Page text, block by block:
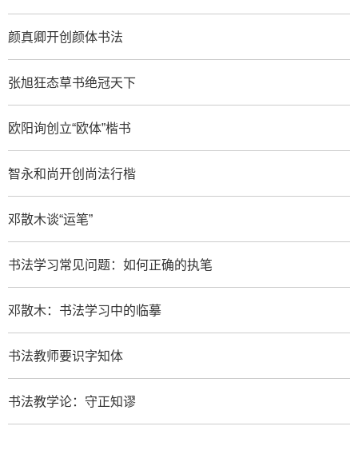
颜真卿开创颜体书法
张旭狂态草书绝冠天下
欧阳询创立“欧体”楷书
智永和尚开创尚法行楷
邓散木谈“运笔”
书法学习常见问题：如何正确的执笔
邓散木：书法学习中的临摹
书法教师要识字知体
书法教学论：守正知谬